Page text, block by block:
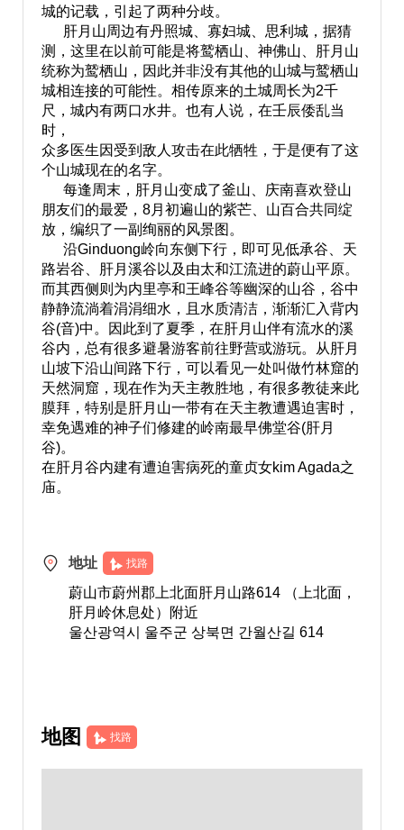
城的记载，引起了两种分歧。
肝月山周边有丹照城、寡妇城、思利城，据猜
测，这里在以前可能是将鹫栖山、神佛山、肝月山
统称为鹫栖山，因此并非没有其他的山城与鹫栖山
城相连接的可能性。相传原来的土城周长为2千
尺，城内有两口水井。也有人说，在壬辰倭乱当
时，
众多医生因受到敌人攻击在此牺牲，于是便有了这
个山城现在的名字。
每逢周末，肝月山变成了釜山、庆南喜欢登山
朋友们的最爱，8月初遍山的紫芒、山百合共同绽
放，编织了一副绚丽的风景图。
沿Ginduong岭向东侧下行，即可见低承谷、天
路岩谷、肝月溪谷以及由太和江流进的蔚山平原。
而其西侧则为内里亭和王峰谷等幽深的山谷，谷中
静静流淌着涓涓细水，且水质清洁，渐渐汇入背内
谷(音)中。因此到了夏季，在肝月山伴有流水的溪
谷内，总有很多避暑游客前往野营或游玩。从肝月
山坡下沿山间路下行，可以看见一处叫做竹林窟的
天然洞窟，现在作为天主教胜地，有很多教徒来此
膜拜，特别是肝月山一带有在天主教遭遇迫害时，
幸免遇难的神子们修建的岭南最早佛堂谷(肝月
谷)。
在肝月谷内建有遭迫害病死的童贞女kim Agada之
庙。
地址 找路
蔚山市蔚州郡上北面肝月山路614 （上北面，
肝月岭休息处）附近
울산광역시 울주군 상북면 간월산길 614
地图 找路